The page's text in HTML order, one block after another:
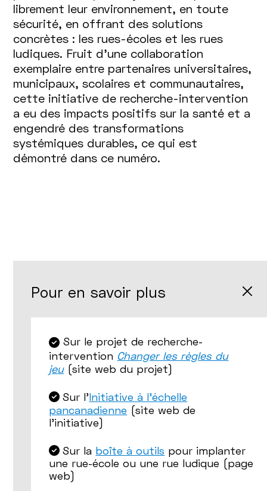
librement leur environnement, en toute
sécurité, en offrant des solutions
concrètes : les rues-écoles et les rues
ludiques. Fruit d’une collaboration
exemplaire entre partenaires universitaires,
municipaux, scolaires et communautaires,
cette initiative de recherche-intervention
a eu des impacts positifs sur la santé et a
engendré des transformations
systémiques durables, ce qui est
démontré dans ce numéro.
Pour en savoir plus
Sur le projet de recherche-
intervention Changer les règles du
jeu(site web du projet)
Sur l'Initiative à l’échelle
pancanadienne (site web de
l'initiative)
Sur la boîte à outils pour implanter
une rue-école ou une rue ludique (page
web)